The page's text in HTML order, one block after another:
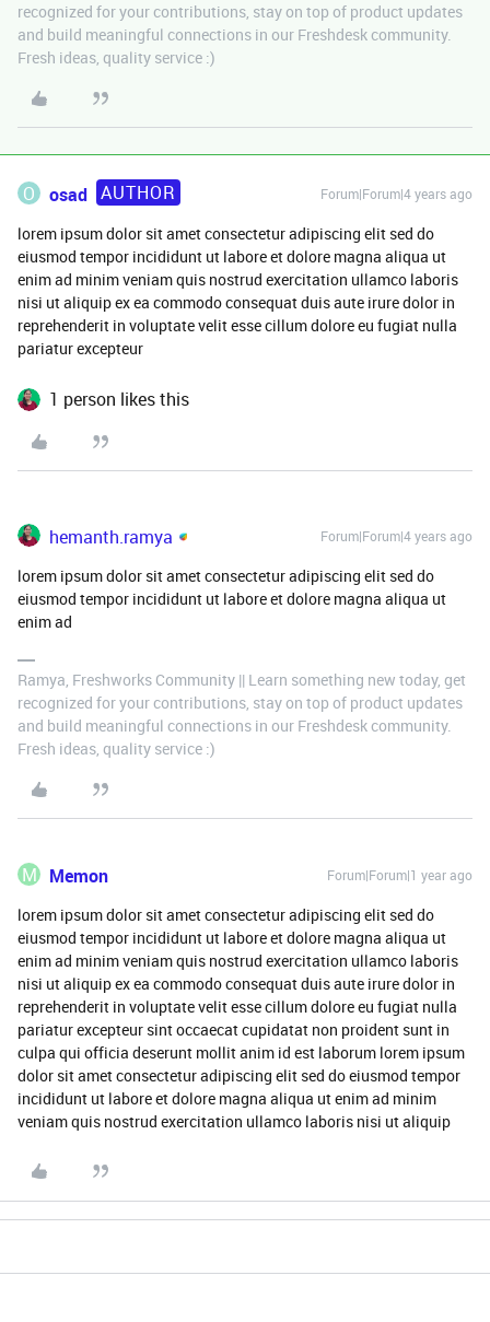
recognized for your contributions, stay on top of product updates
and build meaningful connections in our Freshdesk community.
Fresh ideas, quality service :)
O osad AUTHOR Forum|Forum|4 years ago
lorem ipsum dolor sit amet consectetur adipiscing elit sed do
eiusmod tempor incididunt ut labore et dolore magna aliqua ut
enim ad minim veniam quis nostrud exercitation ullamco laboris
nisi ut aliquip ex ea commodo consequat duis aute irure dolor in
reprehenderit in voluptate velit esse cillum dolore eu fugiat nulla
pariatur excepteur
1 person likes this
hemanth.ramya Forum|Forum|4 years ago
lorem ipsum dolor sit amet consectetur adipiscing elit sed do
eiusmod tempor incididunt ut labore et dolore magna aliqua ut
enim ad
Ramya, Freshworks Community || Learn something new today, get
recognized for your contributions, stay on top of product updates
and build meaningful connections in our Freshdesk community.
Fresh ideas, quality service :)
M Memon Forum|Forum|1 year ago
lorem ipsum dolor sit amet consectetur adipiscing elit sed do
eiusmod tempor incididunt ut labore et dolore magna aliqua ut
enim ad minim veniam quis nostrud exercitation ullamco laboris
nisi ut aliquip ex ea commodo consequat duis aute irure dolor in
reprehenderit in voluptate velit esse cillum dolore eu fugiat nulla
pariatur excepteur sint occaecat cupidatat non proident sunt in
culpa qui officia deserunt mollit anim id est laborum lorem ipsum
dolor sit amet consectetur adipiscing elit sed do eiusmod tempor
incididunt ut labore et dolore magna aliqua ut enim ad minim
veniam quis nostrud exercitation ullamco laboris nisi ut aliquip